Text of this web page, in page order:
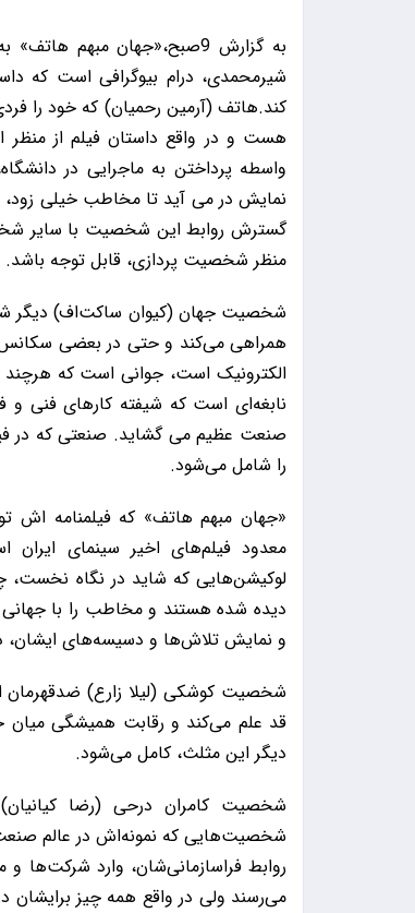
به گزارش 9صبح،«جهان مبهم
شیرمحمدی، درام بیوگرافی است که
کند.هاتف (آرمین رحمیان) که خود را
هست و در واقع داستان فیلم از
واسطه پرداختن به ماجرایی در
نمایش در می آید تا مخاطب خیلی
گسترش روابط این شخصیت با سایر
منظر شخصیت پردازی، قابل توجه باشد.
شخصیت جهان (کیوان ساکت‌اف) دیگر
همراهی می‌کند و حتی در بعضی سکانس
الکترونیک است، جوانی است که هرچند
نابغه‌ای است که شیفته کارهای فنی
صنعت عظیم می گشاید. صنعتی که در
را شامل می‌شود.
«جهان مبهم هاتف» که فیلمنامه اش
معدود فیلم‌های اخیر سینمای
لوکیشن‌هایی که شاید در نگاه نخست،
دیده شده هستند و مخاطب را با
و نمایش تلاش‌ها و دسیسه‌های ایشان،
شخصیت کوشکی (لیلا زارع) ضدقهرمان
قد علم می‌کند و رقابت همیشگی میان
دیگر این مثلث، کامل می‌شود.
شخصیت کامران درحی (رضا
شخصیت‌هایی که نمونه‌اش در عالم
روابط فراسازمانی‌شان، وارد
می‌رسند ولی در واقع همه چیز